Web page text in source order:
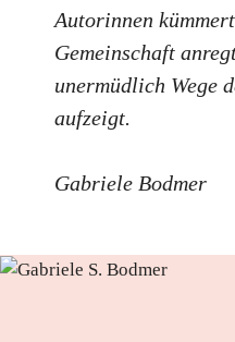
Autorinnen
Gemeinschaft
unermüdlich Wege
aufzeigt.
Gabriele Bodmer